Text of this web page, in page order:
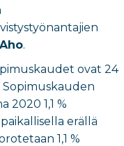
.
ovat 24
Sopimuskauden
2020 1,1 %
erällä
1,1 %